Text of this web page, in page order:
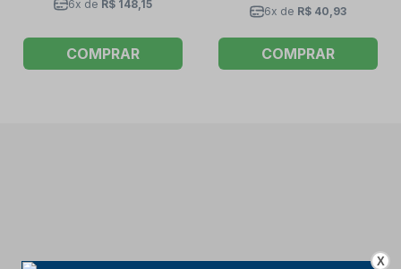
6x de R$ 148,15
COMPRAR
6x de R$ 40,93
COMPRAR
X